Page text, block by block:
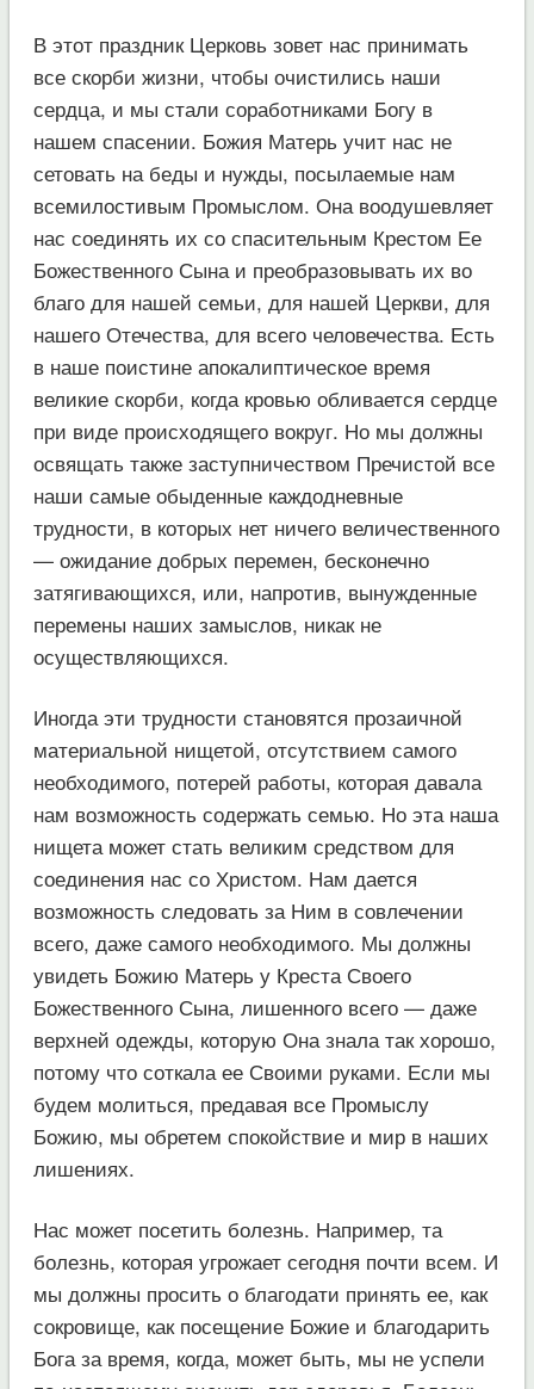
В этот праздник Церковь зовет нас принимать
все скорби жизни, чтобы очистились наши
сердца, и мы стали соработниками Богу в
нашем спасении. Божия Матерь учит нас не
сетовать на беды и нужды, посылаемые нам
всемилостивым Промыслом. Она воодушевляет
нас соединять их со спасительным Крестом Ее
Божественного Сына и преобразовывать их во
благо для нашей семьи, для нашей Церкви, для
нашего Отечества, для всего человечества. Есть
в наше поистине апокалиптическое время
великие скорби, когда кровью обливается сердце
при виде происходящего вокруг. Но мы должны
освящать также заступничеством Пречистой все
наши самые обыденные каждодневные
трудности, в которых нет ничего величественного
— ожидание добрых перемен, бесконечно
затягивающихся, или, напротив, вынужденные
перемены наших замыслов, никак не
осуществляющихся.
Иногда эти трудности становятся прозаичной
материальной нищетой, отсутствием самого
необходимого, потерей работы, которая давала
нам возможность содержать семью. Но эта наша
нищета может стать великим средством для
соединения нас со Христом. Нам дается
возможность следовать за Ним в совлечении
всего, даже самого необходимого. Мы должны
увидеть Божию Матерь у Креста Своего
Божественного Сына, лишенного всего — даже
верхней одежды, которую Она знала так хорошо,
потому что соткала ее Своими руками. Если мы
будем молиться, предавая все Промыслу
Божию, мы обретем спокойствие и мир в наших
лишениях.
Нас может посетить болезнь. Например, та
болезнь, которая угрожает сегодня почти всем. И
мы должны просить о благодати принять ее, как
сокровище, как посещение Божие и благодарить
Бога за время, когда, может быть, мы не успели